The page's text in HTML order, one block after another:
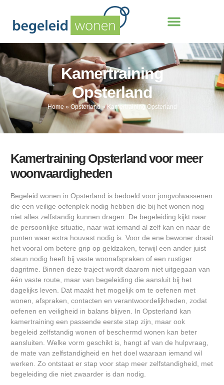
Kamertraining
Opsterland
Home » Opsterland»Kamertraining Opsterland
Kamertraining Opsterland voor meer
woonvaardigheden
Begeleid wonen in Opsterland is bedoeld voor jongvolwassenen
die een veilige oefenplek nodig hebben die bij het wonen nog
niet alles zelfstandig kunnen dragen. De begeleiding kijkt naar
de persoonlijke situatie, naar wat iemand al zelf kan en naar de
punten waar extra houvast nodig is. Voor de ene bewoner draait
het vooral om betere grip op geldzaken, terwijl een ander juist
steun nodig heeft bij vaste woonafspraken of een rustiger
dagritme. Binnen deze traject wordt daarom niet uitgegaan van
één vaste route, maar van begeleiding die aansluit bij het
dagelijks leven. Dat maakt het mogelijk om te oefenen met
wonen, afspraken, contacten en verantwoordelijkheden, zodat
oefenen en veiligheid in balans blijven. In Opsterland kan
kamertraining een passende eerste stap zijn, maar ook
begeleid zelfstandig wonen of beschermd wonen kan beter
aansluiten. Welke vorm geschikt is, hangt af van de hulpvraag,
de mate van zelfstandigheid en het doel waaraan iemand wil
werken. Zo ontstaat er stap voor stap meer zelfstandigheid, met
begeleiding die niet zwaarder is dan nodig.